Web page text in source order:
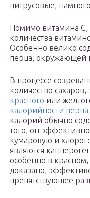
цитрусовые,
Помимо витамина C,
количества
Особенно велико
перца, окружающей
В процессе
количество сахаров,
красного или
калорийности перца
калорий обычно
того, он
кумаровую и
являются
особенно в
доказано,
препятствующее